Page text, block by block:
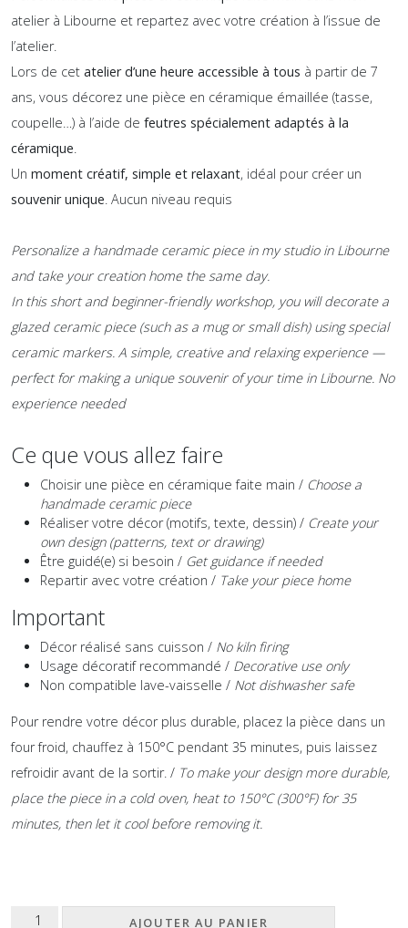
atelier à Libourne et repartez avec votre création à l’issue de
l’atelier.
Lors de cet atelier d’une heure accessible à tous à partir de 7
ans, vous décorez une pièce en céramique émaillée (tasse,
coupelle…) à l’aide de feutres spécialement adaptés à la
céramique
Un moment créatif, simple et relaxant, idéal pour créer un
souvenir unique . Aucun niveau requis
Personalize a handmade ceramic piece in my studio in Libourne
and take your creation home the same day.
In this short and beginner-friendly workshop, you will decorate a
glazed ceramic piece (such as a mug or small dish) using special
ceramic markers. A simple, creative and relaxing experience —
perfect for making a unique souvenir of your time in Libourne. No
experience needed
Ce que vous allez faire
Choisir une pièce en céramique faite main / Choose a
handmade ceramic piece
Réaliser votre décor (motifs, texte, dessin) / Create your
own design (patterns, text or drawing)
Être guidé(e) si besoin / Get guidance if needed
Repartir avec votre création / Take your piece home
Important
Décor réalisé sans cuisson / No kiln firing
Usage décoratif recommandé / Decorative use only
Non compatible lave-vaisselle / Not dishwasher safe
Pour rendre votre décor plus durable, placez la pièce dans un
four froid, chauffez à 150°C pendant 35 minutes, puis laissez
refroidir avant de la sortir. / To make your design more durable,
place the piece in a cold oven, heat to 150°C (300°F) for 35
minutes, then let it cool before removing it.
quantité
AJOUTER AU PANIER